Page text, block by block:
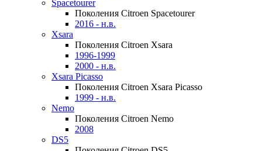
Spacetourer
Поколения Citroen Spacetourer
2016 - н.в.
Xsara
Поколения Citroen Xsara
1996-1999
2000 - н.в.
Xsara Picasso
Поколения Citroen Xsara Picasso
1999 - н.в.
Nemo
Поколения Citroen Nemo
2008
DS5